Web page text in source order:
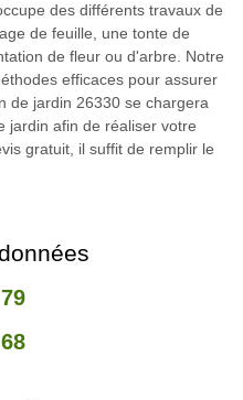
des différents travaux de
de feuille, une tonte de
de fleur ou d'arbre. Notre
efficaces pour assurer
de jardin 26330 se chargera
jardin afin de réaliser votre
gratuit, il suffit de remplir le